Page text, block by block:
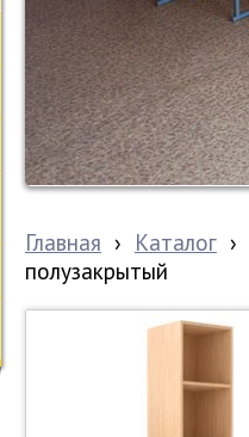
Главная › Каталог ›
полузакрытый